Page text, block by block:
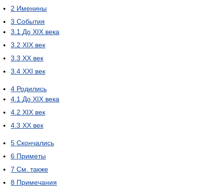
2 Именины
3 События
3.1 До XIX века
3.2 XIX век
3.3 XX век
3.4 XXI век
4 Родились
4.1 До XIX века
4.2 XIX век
4.3 XX век
5 Скончались
6 Приметы
7 См. также
8 Примечания